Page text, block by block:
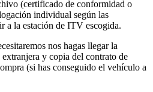
(certificado de conformidad o
individual según las
a la estación de ITV escogida.
nos hagas llegar la
y copia del contrato de
(si has conseguido el vehículo a